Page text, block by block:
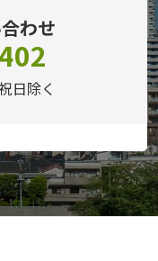
わせ
日除く